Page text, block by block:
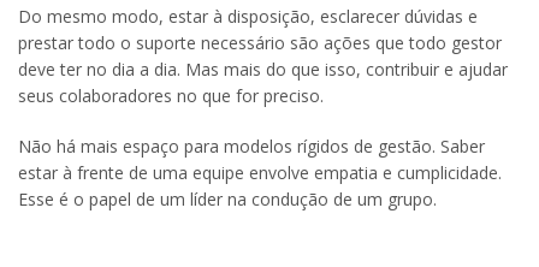
Do mesmo modo, estar à disposição, esclarecer dúvidas e
prestar todo o suporte necessário são ações que todo gestor
deve ter no dia a dia. Mas mais do que isso, contribuir e ajudar
seus colaboradores no que for preciso.
Não há mais espaço para modelos rígidos de gestão. Saber
estar à frente de uma equipe envolve empatia e cumplicidade.
Esse é o papel de um líder na condução de um grupo.